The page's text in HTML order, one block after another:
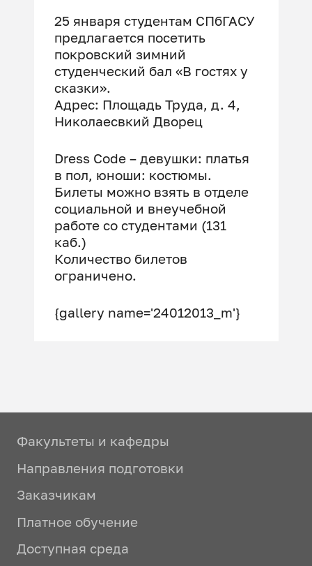
25 января студентам СПбГАСУ
предлагается посетить
покровский зимний
студенческий бал «В гостях у
сказки».
Адрес: Площадь Труда, д. 4,
Николаесвкий Дворец
Dress Code – девушки: платья
в пол, юноши: костюмы.
Билеты можно взять в отделе
социальной и внеучебной
работе со студентами (131
каб.)
Количество билетов
ограничено.
{gallery name='24012013_m'}
Факультеты и кафедры
Направления подготовки
Заказчикам
Платное обучение
Доступная среда